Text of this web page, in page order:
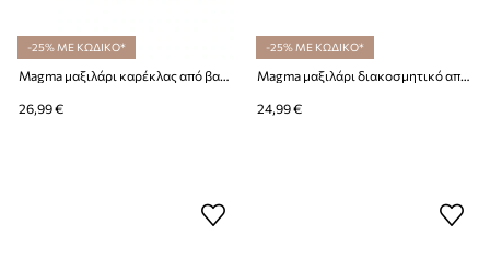
-25% ΜΕ ΚΩΔΙΚΟ*
Magma μαξιλάρι καρέκλας από βαμβάκι 42 x 46 x 7 cm
26,99 €
-25% ΜΕ ΚΩΔΙΚΟ*
Magma μαξιλάρι διακοσμητικό από πλαστικό 50 cm
24,99 €